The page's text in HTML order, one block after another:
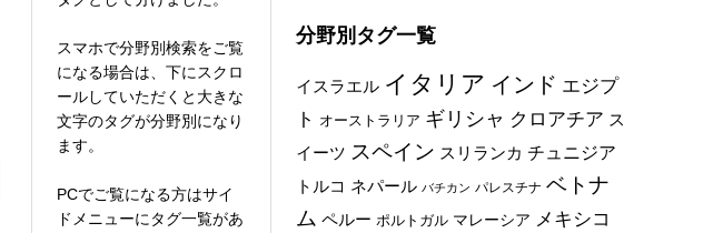
スマホで分野別検索をご覧
になる場合は、下にスクロ
ールしていただくと大きな
文字のタグが分野別になり
ます。
PCでご覧になる方はサイ
ドメニューにタグ一覧があ
分野別タグ一覧
イスラエル イタリア インド エジプ
ト オーストラリア ギリシャ クロアチア ス
イーツ スペイン スリランカ チュニジア
トルコ ネパール バチカン パレスチナ ベトナ
ム ペルー ポルトガル マレーシア メキシコ